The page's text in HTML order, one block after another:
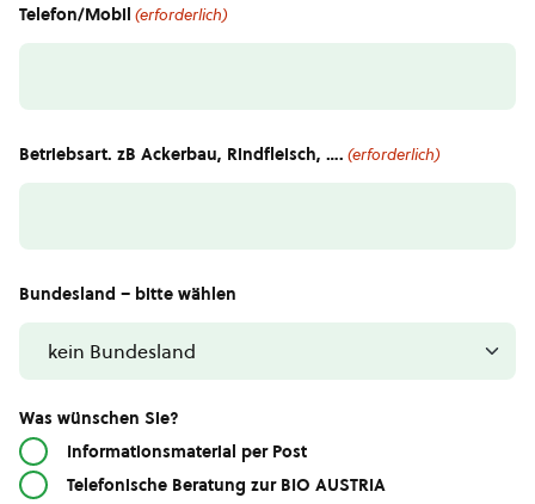
Telefon/Mobil (erforderlich)
Betriebsart. zB Ackerbau, Rindfleisch, …. (erforderlich)
Bundesland – bitte wählen
Was wünschen Sie?
Informationsmaterial per Post
Telefonische Beratung zur BIO AUSTRIA